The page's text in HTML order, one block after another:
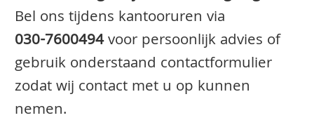
Bel ons tijdens kantooruren via
030-7600494voor persoonlijk advies of
gebruik onderstaand contactformulier
zodat wij contact met u op kunnen
nemen.